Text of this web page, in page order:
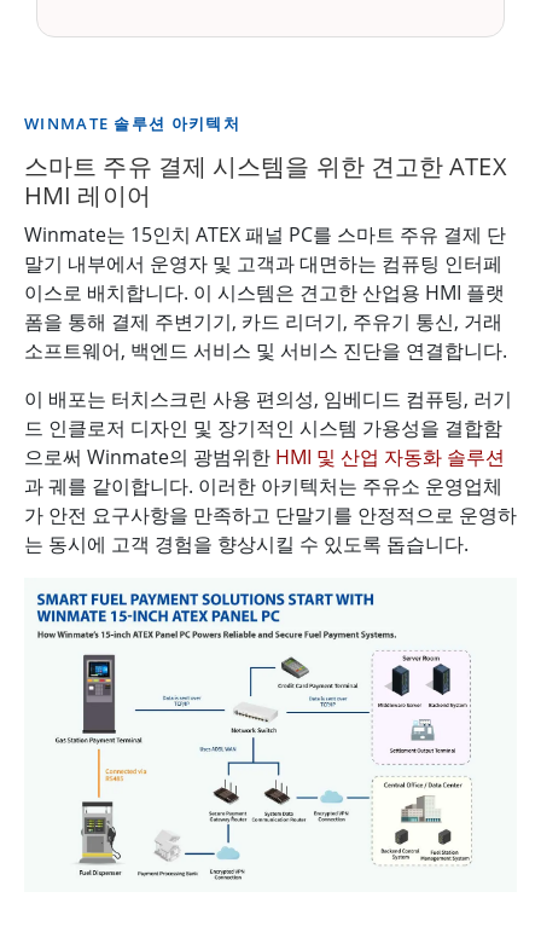
WINMATE 솔루션 아키텍처
스마트 주유 결제 시스템을 위한 견고한 ATEX
HMI 레이어
Winmate는 15인치 ATEX 패널 PC를 스마트 주유 결제 단
말기 내부에서 운영자 및 고객과 대면하는 컴퓨팅 인터페
이스로 배치합니다. 이 시스템은 견고한 산업용 HMI 플랫
폼을 통해 결제 주변기기, 카드 리더기, 주유기 통신, 거래
소프트웨어, 백엔드 서비스 및 서비스 진단을 연결합니다.
이 배포는 터치스크린 사용 편의성, 임베디드 컴퓨팅, 러기
드 인클로저 디자인 및 장기적인 시스템 가용성을 결합함
으로써 Winmate의 광범위한 HMI 및 산업 자동화 솔루션
과 궤를 같이합니다. 이러한 아키텍처는 주유소 운영업체
가 안전 요구사항을 만족하고 단말기를 안정적으로 운영하
는 동시에 고객 경험을 향상시킬 수 있도록 돕습니다.